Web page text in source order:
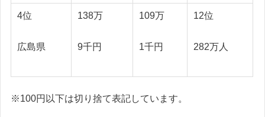
4位
広島県
138万
9千円
109万
1千円
12位
282万人
※100円以下は切り捨て表記しています。